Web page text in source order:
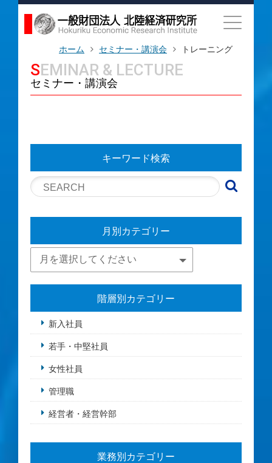
ホーム セミナー・講演会 トレーニング
SEMINAR & LECTURE
セミナー・講演会
キーワード検索
月別カテゴリー
階層別カテゴリー
新入社員
若手・中堅社員
女性社員
管理職
経営者・経営幹部
業務別カテゴリー